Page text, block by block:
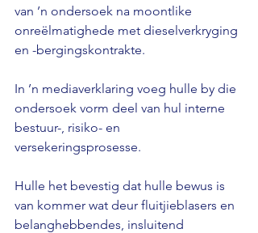
van ’n ondersoek na moontlike
onreëlmatighede met dieselverkryging
en -bergingskontrakte.
In ’n mediaverklaring voeg hulle by die
ondersoek vorm deel van hul interne
bestuur-, risiko- en
versekeringsprosesse.
Hulle het bevestig dat hulle bewus is
van kommer wat deur fluitjieblasers en
belanghebbendes, insluitend